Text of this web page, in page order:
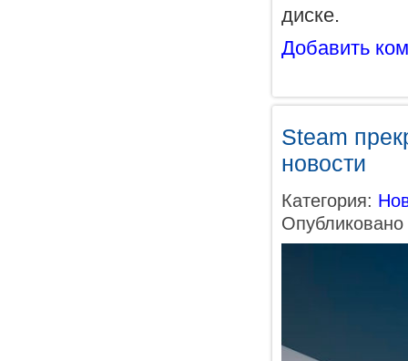
диске.
Добавить
Steam
новости
Категория: